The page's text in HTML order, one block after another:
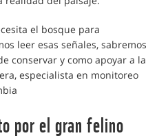
el bosque para
leer esas señales, sabremos
conservar y como apoyar a la
especialista en monitoreo
por el gran felino